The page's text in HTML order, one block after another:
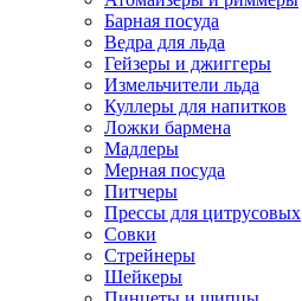
Барная посуда
Ведра для льда
Гейзеры и джиггеры
Измельчители льда
Куллеры для напитков
Ложки бармена
Мадлеры
Мерная посуда
Питчеры
Прессы для цитрусовых
Совки
Стрейнеры
Шейкеры